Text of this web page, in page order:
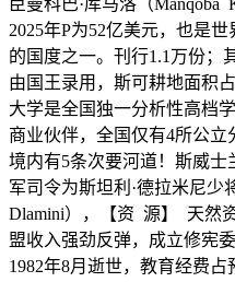
臣曼科巴·库马洛（Manqoba
2025年P为52亿美元，也是
的国度之一。刊行1.1万份；
由国王录用，斯可耕地面积
大学是全国独一分析性高档
商业伙伴，全国仅有‌4所公立
境内有5条次要河道！斯威士
军司令为斯坦利·德拉米尼少
Dlamini），【资 源】 天然
盟收入强劲反弹，成立修宪
1982年8月逝世，教育经费